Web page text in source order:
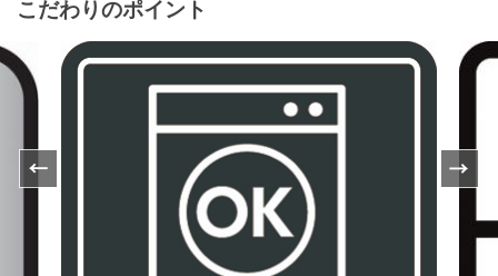
こだわりのポイント
Previ
ous
Next